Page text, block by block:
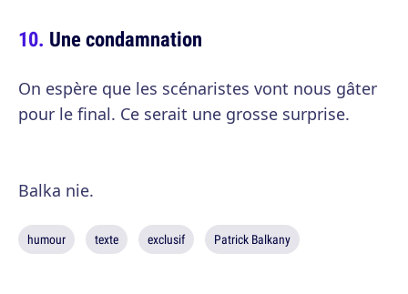
Une condamnation
On espère que les scénaristes vont nous gâter
pour le final. Ce serait une grosse surprise.
Balka nie.
humour texte exclusif Patrick Balkany